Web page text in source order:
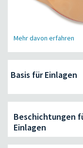
Mehr davon erfahren
Basis für Einlagen
Beschichtungen
Einlagen